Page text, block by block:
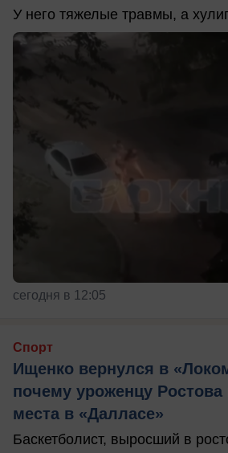
У него тяжелые травмы, а
сегодня в 12:05
Спорт
Ищенко вернулся в
почему уроженцу
места в «Далласе»
Баскетболист, выросший в